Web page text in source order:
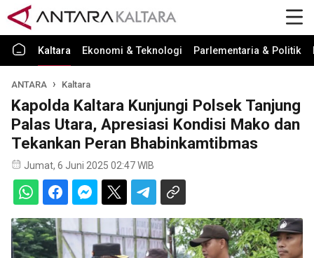
Kaltara Ekonomi & Teknologi Parlementaria & Politik
ANTARA Kaltara
Kapolda Kaltara Kunjungi Polsek Tanjung
Palas Utara, Apresiasi Kondisi Mako dan
Tekankan Peran Bhabinkamtibmas
Jumat, 6 Juni 2025 02:47 WIB